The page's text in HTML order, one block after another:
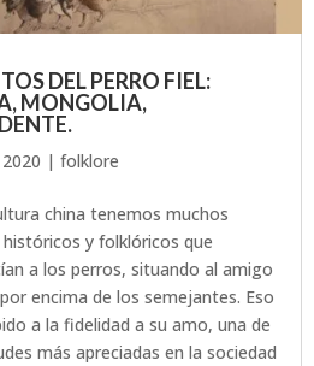
DEL PERRO FIEL:
MONGOLIA,
| folklore
china tenemos muchos
y folklóricos que
a los perros, situando al amigo
encima de los semejantes. Eso
a la fidelidad a su amo, una de
más apreciadas en la sociedad